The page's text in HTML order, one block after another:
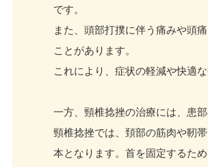
です。
また、頭部打撲に伴う痛みや頭
ことがあります。
これにより、症状の軽減や快適
一方、頸椎捻挫の治療には、患
頸椎捻挫では、頚部の筋肉や靭
本となります。首を固定するた